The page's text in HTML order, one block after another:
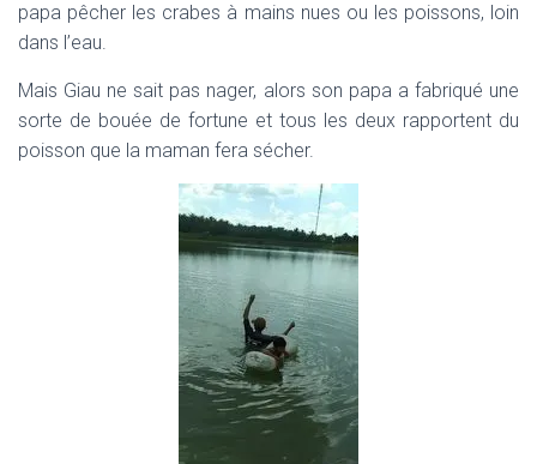
papa pêcher les crabes à mains nues ou les poissons, loin
dans l’eau.
Mais Giau ne sait pas nager, alors son papa a fabriqué une
sorte de bouée de fortune et tous les deux rapportent du
poisson que la maman fera sécher.